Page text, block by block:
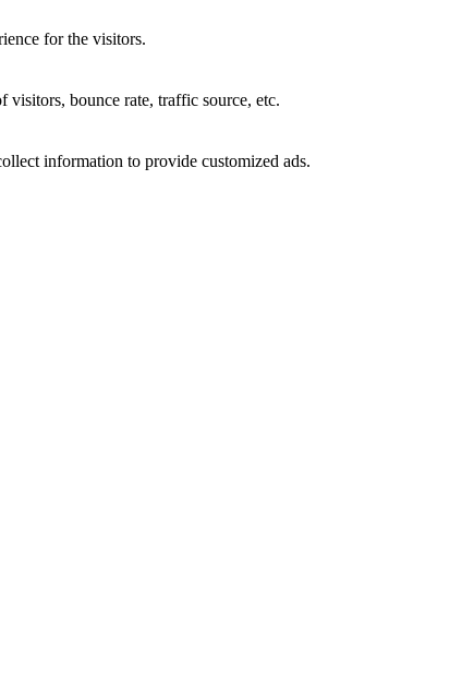
for the visitors.
bounce rate, traffic source, etc.
information to provide customized ads.